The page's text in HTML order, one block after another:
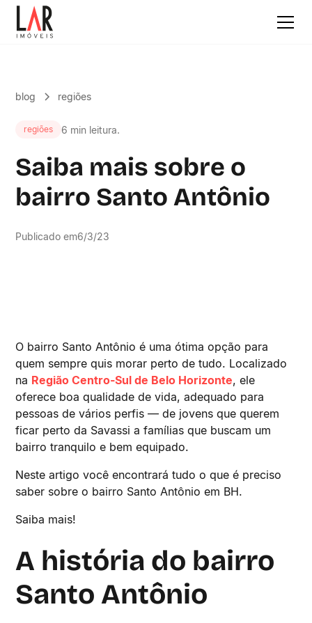
blog regiões
regiões 6 min leitura.
Saiba mais sobre o
bairro Santo Antônio
Publicado em6/3/23
O bairro Santo Antônio é uma ótima opção para
quem sempre quis morar perto de tudo. Localizado
na Região Centro-Sul de Belo Horizonte, ele
oferece boa qualidade de vida, adequado para
pessoas de vários perfis — de jovens que querem
ficar perto da Savassi a famílias que buscam um
bairro tranquilo e bem equipado.
Neste artigo você encontrará tudo o que é preciso
saber sobre o bairro Santo Antônio em BH.
Saiba mais!
A história do bairro
Santo Antônio